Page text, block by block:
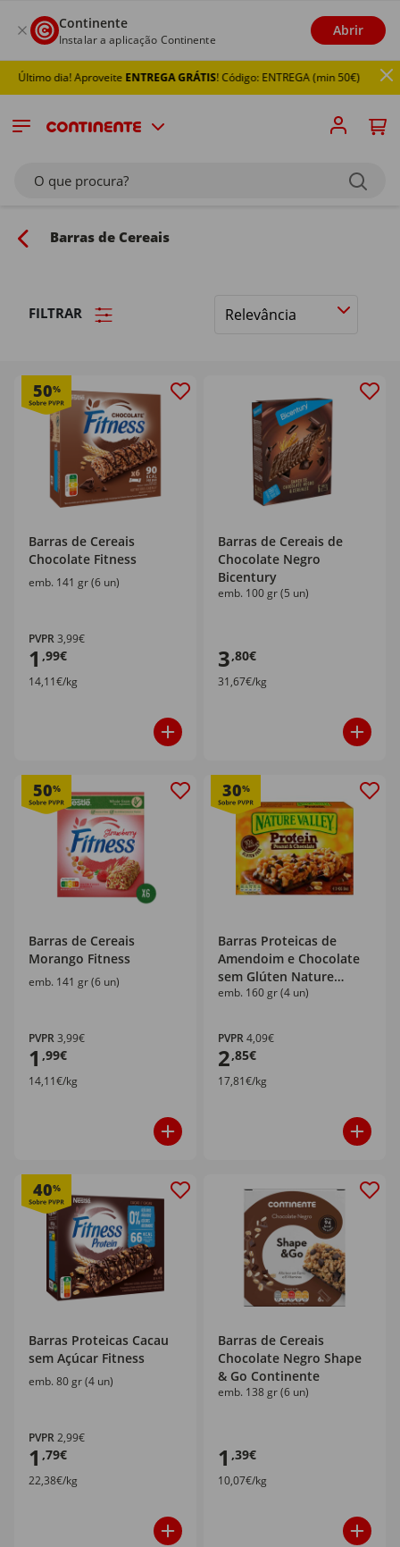
Continente
Instalar a aplicação Continente
Abrir
dia! AproveiteENTREGA GRÁTIS! Código: ENTREGA (min 50€)
O que procura?
Barras de Cereais
FILTRAR
Ordenar
50%
Barras de Cereais
Chocolate Fitness
emb. 141 gr (6 un)
PVPR3,99€
1 ,99€
14,11€/kg
Barras de Cereais de
Chocolate Negro
Bicentury
emb. 100 gr (5 un)
3,80€
31,67€/kg
50%
Barras de Cereais
Morango Fitness
emb. 141 gr (6 un)
PVPR3,99€
1 ,99€
14,11€/kg
30%
Barras Proteicas de
Amendoim e Chocolate
sem Glúten Nature
Valley
emb. 160 gr (4 un)
PVPR4,09€
2,85€
17,81€/kg
40%
Barras Proteicas Cacau
sem Açúcar Fitness
emb. 80 gr (4 un)
PVPR2,99€
1 ,79€
22,38€/kg
Barras de Cereais
Chocolate Negro Shape
& Go Continente
emb. 138 gr (6 un)
1 ,39€
10,07€/kg